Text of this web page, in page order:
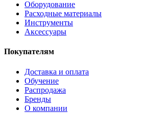
Оборудование
Расходные материалы
Инструменты
Аксессуары
Покупателям
Доставка и оплата
Обучение
Распродажа
Бренды
О компании